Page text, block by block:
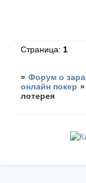
Страница: 1
» Форум о
онлайн покер »
лотерея